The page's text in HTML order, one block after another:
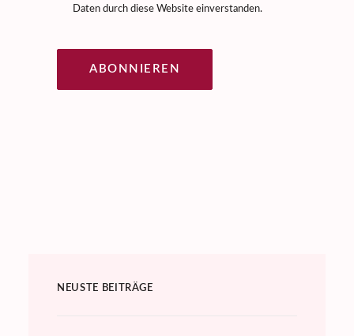
Daten durch diese Website einverstanden.
ABONNIEREN
NEUSTE BEITRÄGE